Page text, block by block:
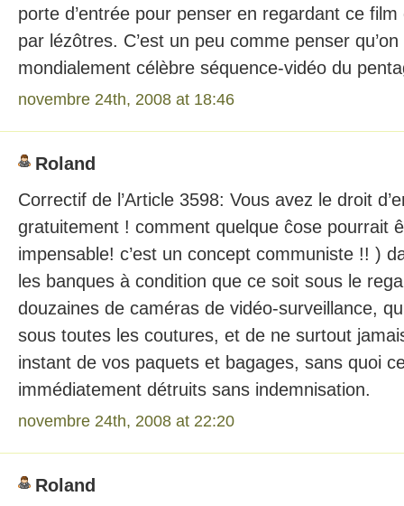
porte d’entrée pour penser en regardant ce
par lézôtres. C’est un peu comme penser
mondialement célèbre séquence-vidéo du
novembre 24th, 2008 at 18:46
Roland
Correctif de l’Article 3598: Vous avez le droit
gratuitement ! comment quelque ĉose pourrait
impensable! c’est un concept communiste !! )
les banques à condition que ce soit sous le
douzaines de caméras de vidéo-surveillance,
sous toutes les coutures, et de ne surtout
instant de vos paquets et bagages, sans quoi
immédiatement détruits sans indemnisation.
novembre 24th, 2008 at 22:20
Roland